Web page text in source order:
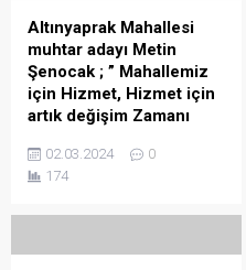
Altınyaprak Mahallesi
muhtar adayı Metin
Şenocak ; ” Mahallemiz
için Hizmet, Hizmet için
artık değişim Zamanı
muhtar adayı Metin
Şenocak ; ” Mahallemiz için
2024 tarihinde yapılacak
02.03.2024
0
174